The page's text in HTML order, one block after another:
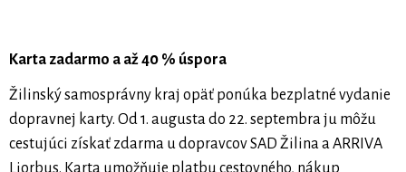
Karta zadarmo a až 40 % úspora
Žilinský samosprávny kraj opäť ponúka bezplatné vydanie
dopravnej karty. Od 1. augusta do 22. septembra ju môžu
cestujúci získať zdarma u dopravcov SAD Žilina a ARRIVA
Liorbus. Karta umožňuje platbu cestovného, nákup